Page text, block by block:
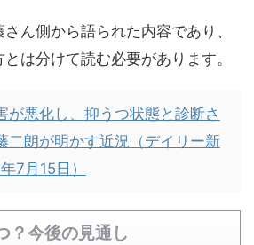
ん側から語られた内容であり、
は分けて読む必要があります。
が悪化し、抑うつ状態と診断さ
二朗が明かす近況（デイリー新
7月15日）
？今後の見通し